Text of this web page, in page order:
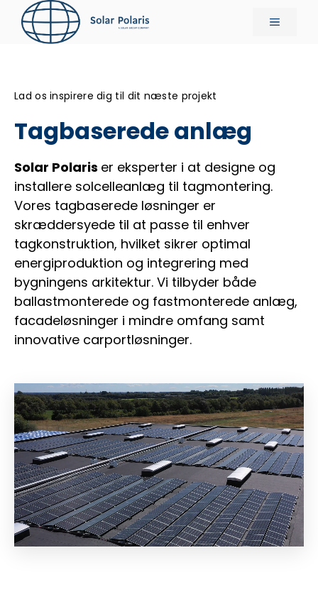
indhold
Menu
Lad os inspirere dig til dit næste projekt
Tagbaserede anlæg
Solar Polaris er eksperter i at designe og
installere solcelleanlæg til tagmontering.
Vores tagbaserede løsninger er
skræddersyede til at passe til enhver
tagkonstruktion, hvilket sikrer optimal
energiproduktion og integrering med
bygningens arkitektur. Vi tilbyder både
ballastmonterede og fastmonterede anlæg,
facadeløsninger i mindre omfang samt
innovative carportløsninger.